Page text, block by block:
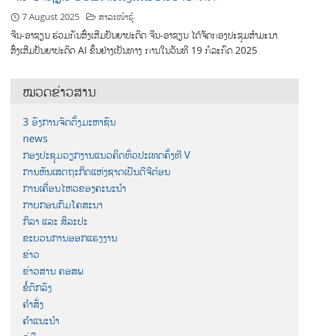
7 August 2025 ສາລະໜ້າຮູ້
ຈີນ-ອາຊຽນ ຮ່ວມກັນສົ່ງເສີມປັນຍາປະດິດ ຈີນ-ອາຊຽນ ໄດ້ຈັດກອງປະຊຸມສຳມະນາ
ສົ່ງເສີມປັນຍາປະດິດ AI ຂຶ້ນຢ່າງເປັນທາງ ການໃນວັນທີ 19 ກໍລະກົດ 2025
ໝວດຂ່າວສານ
3 ອົງການຈັດຕັ້ງມະຫາຊົນ
news
ກອງປະຊຸມວຽກງານແນວຄິດທົ່ວປະເທດຄັ້ງທີ V
ການຫັນເສດຖະກິດແຫ່ງຊາດເປັນດີຈີຕ໋ອນ
ການເຄື່ອນໄຫວຂອງຄະນະນຳ
ກາບກອນກົມໂຄສະນາ
ກິລາ ແລະ ສິລະປະ
ຂະບວນການອອກແຮງງານ
ຂ່າວ
ຂ່າວສານ ຄອສພ
ຂໍ້ຕົກລົງ
ຄຳສັ່ງ
ຄຳແນະນຳ